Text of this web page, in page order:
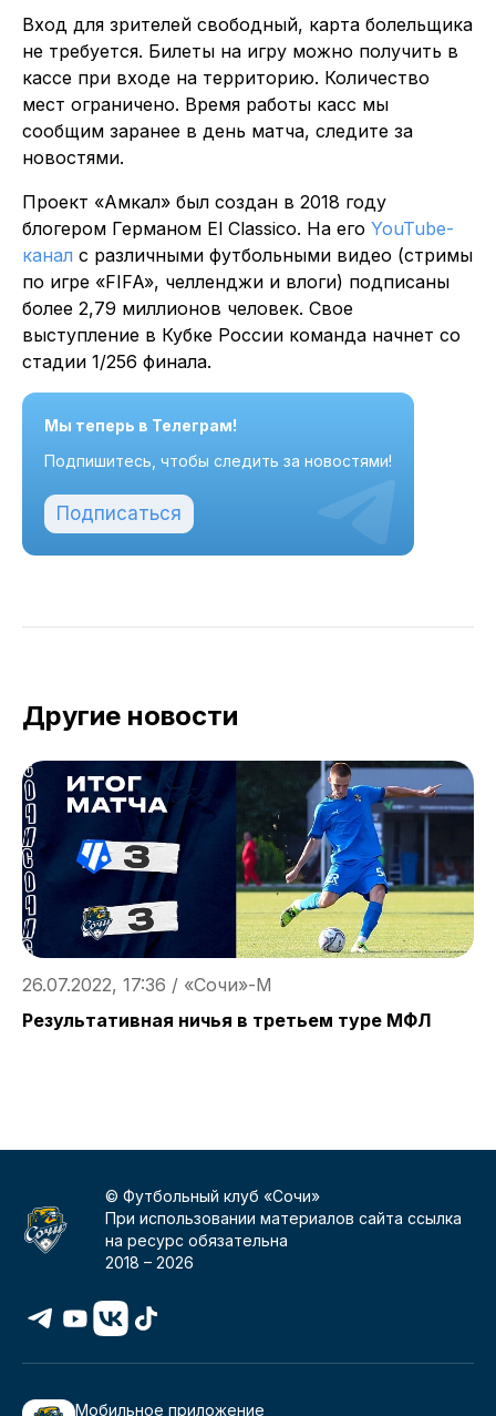
Вход для зрителей свободный, карта болельщика
не требуется. Билеты на игру можно получить в
кассе при входе на территорию. Количество
мест ограничено. Время работы касс мы
сообщим заранее в день матча, следите за
новостями.
Проект «Амкал» был создан в 2018 году
блогером Германом El Classico. На его YouTube-
канал с различными футбольными видео (стримы
по игре «FIFA», челленджи и влоги) подписаны
более 2,79 миллионов человек. Свое
выступление в Кубке России команда начнет со
стадии 1/256 финала.
Мы теперь в Телеграм!
Подпишитесь, чтобы следить за новостями!
Подписаться
Другие новости
26.07.2022, 17:36 / «Сочи»-М
Результативная ничья в третьем туре МФЛ
© Футбольный клуб «Сочи»
При использовании материалов сайта ссылка
на ресурс обязательна
2018 –2026
Мобильное приложение